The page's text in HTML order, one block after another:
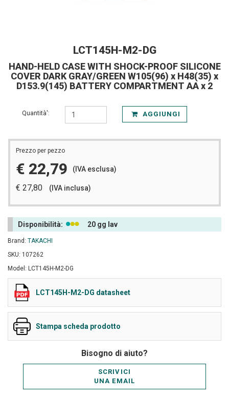
LCT145H-M2-DG
HAND-HELD CASE WITH SHOCK-PROOF SILICONE
COVER DARK GRAY/GREEN W105(96) x H48(35) x
D153.9(145) BATTERY COMPARTMENT AA x 2
Quantità': AGGIUNGI
Prezzo per pezzo
€ 22,79 (IVA esclusa)
€ 27,80 (IVA inclusa)
Disponibilità: 20 gg lav
Brand: TAKACHI
SKU: 107262
Model: LCT145H-M2-DG
LCT145H-M2-DG datasheet
Stampa scheda prodotto
Bisogno di aiuto?
SCRIVICI
UNA EMAIL